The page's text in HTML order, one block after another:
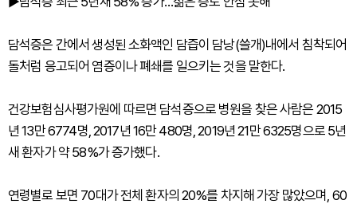
담석증은 간에서 생성된 소화액인 담즙이 담낭(쓸개)내에서 침착되어
돌처럼 응고되어 염증이나 폐쇄를 일으키는 것을 말한다.
건강보험심사평가원에 따르면 담석증으로 병원을 찾은 사람은 2015
년 13만 6774명, 2017년 16만 480명, 2019년 21만 6325명으로 5년
새 환자가 약 58%가 증가했다.
연령별로 보면 70대가 전체 환자의 20%를 차지해 가장 많았으며, 60